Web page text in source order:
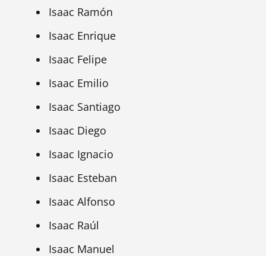
Isaac Ramón
Isaac Enrique
Isaac Felipe
Isaac Emilio
Isaac Santiago
Isaac Diego
Isaac Ignacio
Isaac Esteban
Isaac Alfonso
Isaac Raúl
Isaac Manuel